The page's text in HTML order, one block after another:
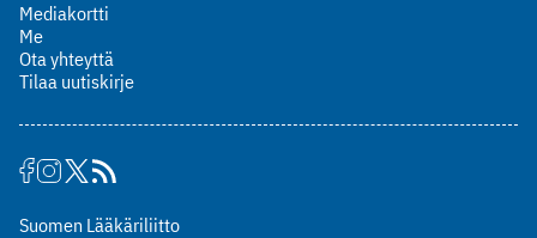
Mediakortti
Me
Ota yhteyttä
Tilaa uutiskirje
Suomen Lääkäriliitto